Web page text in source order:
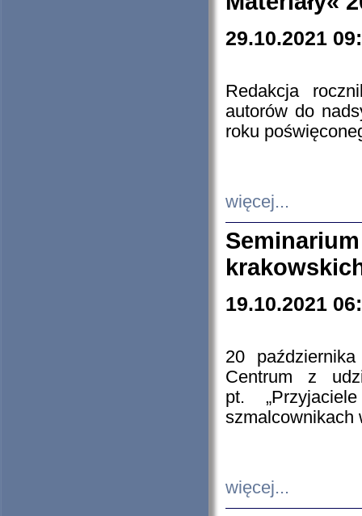
29.10.2021
Redakcja
autorów do
roku
więcej...
19.10.2021
20
Centrum z
pt.
szmalcownikach
więcej...